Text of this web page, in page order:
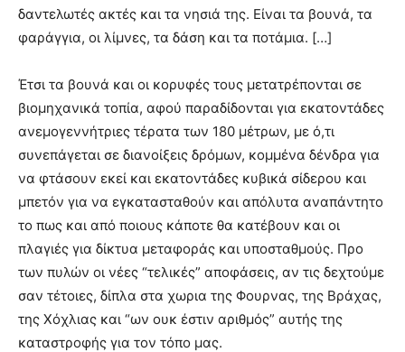
δαντελωτές ακτές και τα νησιά της. Είναι τα βουνά, τα
φαράγγια, οι λίμνες, τα δάση και τα ποτάμια. […]
Έτσι τα βουνά και οι κορυφές τους μετατρέπονται σε
βιομηχανικά τοπία, αφού παραδίδονται για εκατοντάδες
ανεμογεννήτριες τέρατα των 180 μέτρων, με ό,τι
συνεπάγεται σε διανοίξεις δρόμων, κομμένα δένδρα για
να φτάσουν εκεί και εκατοντάδες κυβικά σίδερου και
μπετόν για να εγκατασταθούν και απόλυτα αναπάντητο
το πως και από ποιους κάποτε θα κατέβουν και οι
πλαγιές για δίκτυα μεταφοράς και υποσταθμούς. Προ
των πυλών οι νέες “τελικές” αποφάσεις, αν τις δεχτούμε
σαν τέτοιες, δίπλα στα χωρια της Φουρνας, της Βράχας,
της Χόχλιας και “ων ουκ έστιν αριθμός” αυτής της
καταστροφής για τον τόπο μας.